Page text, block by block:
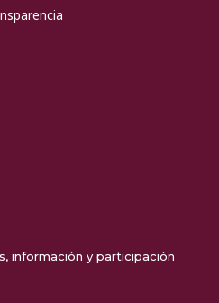
información y participación